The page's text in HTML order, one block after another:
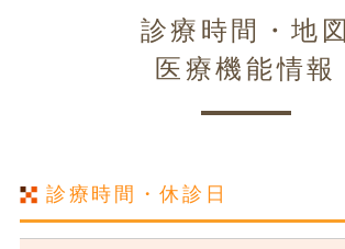
診療時間・地図
医療機能情報
診療時間・休診日